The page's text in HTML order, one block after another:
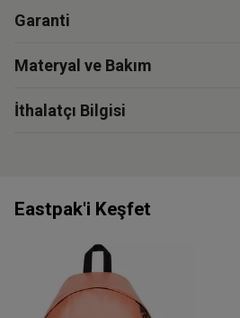
Garanti
Materyal ve Bakım
İthalatçı Bilgisi
Eastpak'i Keşfet